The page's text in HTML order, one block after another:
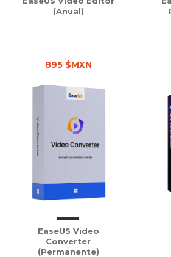
(Anual)
895 $MXN
EaseUS Video
Converter
(Permanente)